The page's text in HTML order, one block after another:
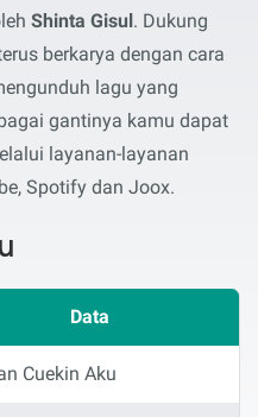
Shinta Gisul. Dukung
berkarya dengan cara
lagu yang
gantinya kamu dapat
layanan-layanan
Spotify dan Joox.
Data
Cuekin Aku